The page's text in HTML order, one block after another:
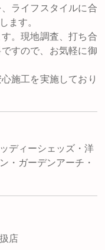
ライフスタイルに合
ます。
。現地調査、打ち合
すので、お気軽に御
施工を実施しており
ディーシェッズ・洋
・ガーデンアーチ・
店